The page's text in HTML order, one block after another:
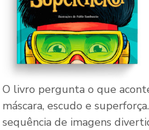
O livro pergunta o que
máscara, escudo e
sequência de imagens